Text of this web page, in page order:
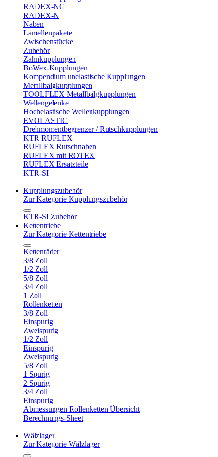
RADEX-NC
RADEX-N
Naben
Lamellenpakete
Zwischenstücke
Zubehör
Zahnkupplungen
BoWex-Kupplungen
Kompendium unelastische Kupplungen
Metallbalgkupplungen
TOOLFLEX Metallbalgkupplungen
Wellengelenke
Hochelastische Wellenkupplungen
EVOLASTIC
Drehmomentbegrenzer / Rutschkupplungen
KTR RUFLEX
RUFLEX Rutschnaben
RUFLEX mit ROTEX
RUFLEX Ersatzteile
KTR-SI
Kupplungszubehör
Zur Kategorie Kupplungszubehör
KTR-SI Zubehör
Kettentriebe
Zur Kategorie Kettentriebe
Kettenräder
3/8 Zoll
1/2 Zoll
5/8 Zoll
3/4 Zoll
1 Zoll
Rollenketten
3/8 Zoll
Einspurig
Zweispurig
1/2 Zoll
Einspurig
Zweispurig
5/8 Zoll
1 Spurig
2 Spurig
3/4 Zoll
Einspurig
Abmessungen Rollenketten Übersicht
Berechnungs-Sheet
Wälzlager
Zur Kategorie Wälzlager